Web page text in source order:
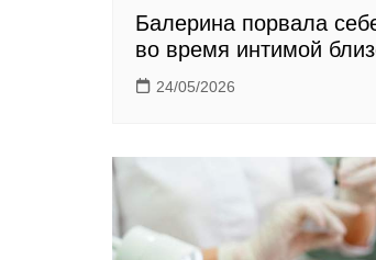
Балерина порвала
во время интимой
24/05/2026